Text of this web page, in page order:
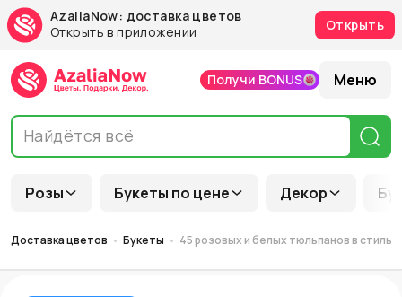
AzaliaNow: доставка цветов
Открыть в приложении
Открыть
Розы Букеты по цене Декор
Получи BONUS Меню
Доставка цветов Букеты 45 розовых и белых тюльпанов в